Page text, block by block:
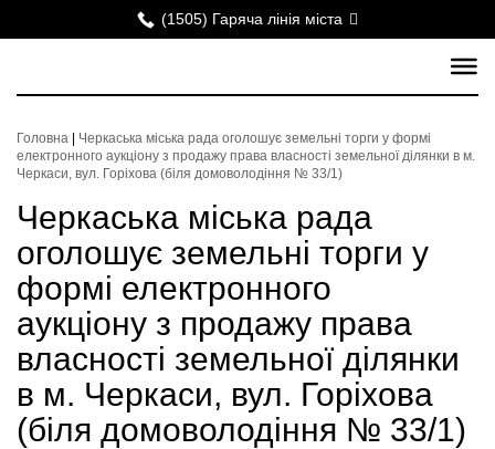
(1505) Гаряча лінія міста
Головна
Черкаська міська рада оголошує земельні торги у формі
електронного аукціону з продажу права власності земельної ділянки в м.
Черкаси, вул. Горіхова (біля домоволодіння № 33/1)
Черкаська міська рада
оголошує земельні торги у
формі електронного
аукціону з продажу права
власності земельної ділянки
в м. Черкаси, вул. Горіхова
(біля домоволодіння № 33/1)